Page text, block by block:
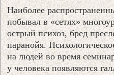
Наиболее
побывал в «сетях»
острый психоз, бред
паранойя.
на людей во время
у человека появляются